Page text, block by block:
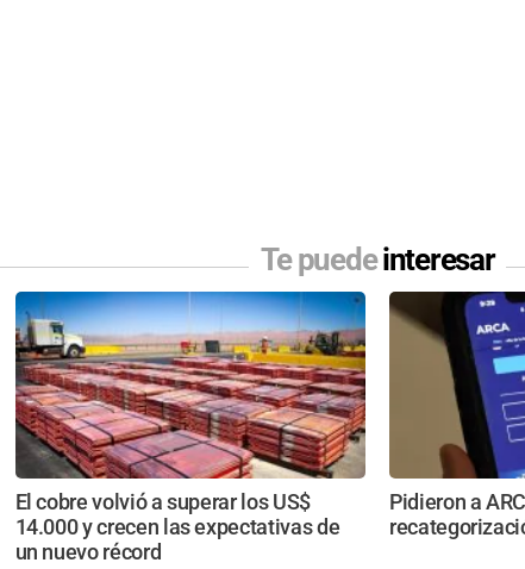
Te puedeinteresar
El cobre volvió a superar los US$
14.000 y crecen las expectativas de
un nuevo récord
Pidieron a